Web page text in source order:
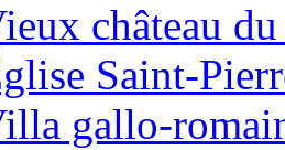
château
Saint-
gallo-